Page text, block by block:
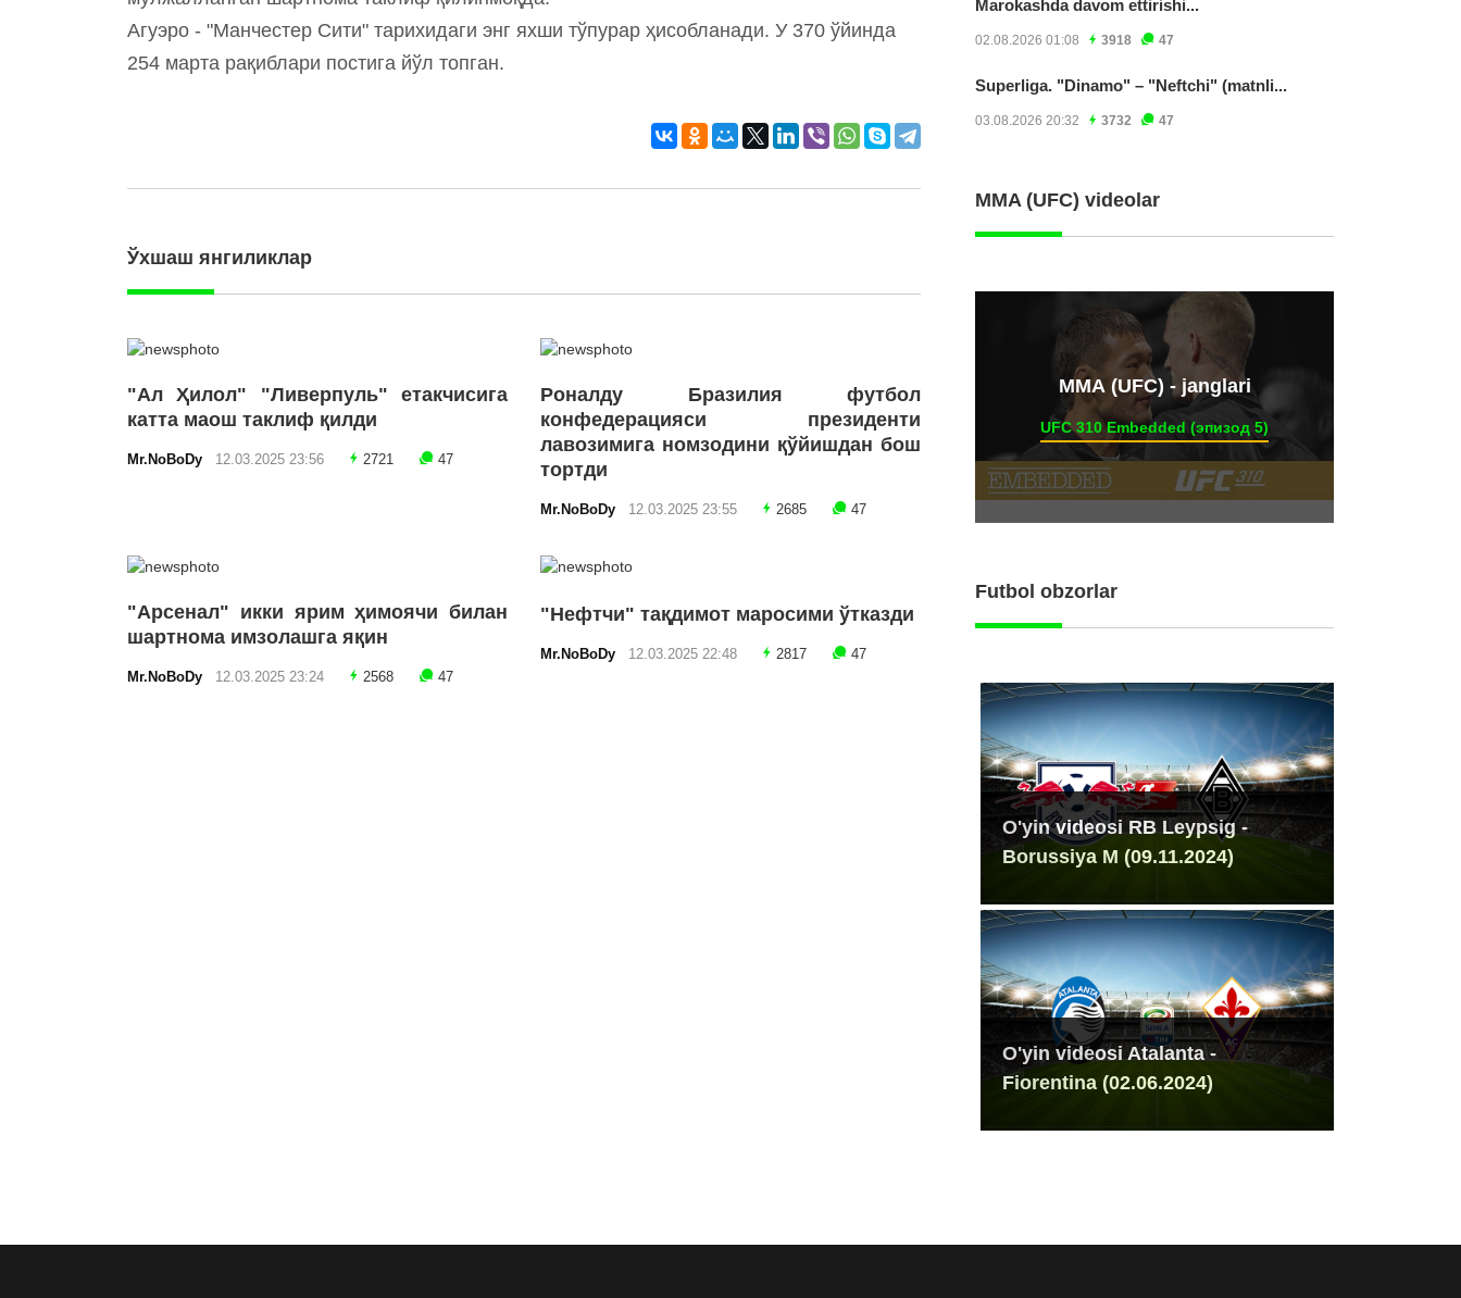
Агуэро - "Манчестер Сити" тарихидаги энг яхши тўпурар ҳисобланади. У 370 ўйинда
254 марта рақиблари постига йўл топган.
Ўхшаш янгиликлар
"Ал Ҳилол" "Ливерпуль" етакчисига
катта маош таклиф қилди
Mr.NoBoDy 12.03.2025 23:56 2721 47
Роналду Бразилия футбол
конфедерацияси президенти
лавозимига номзодини қўйишдан бош
тортди
Mr.NoBoDy 12.03.2025 23:55 2685 47
"Арсенал" икки ярим ҳимоячи билан
шартнома имзолашга яқин
Mr.NoBoDy 12.03.2025 23:24 2568 47
"Нефтчи" тақдимот маросими ўтказди
Mr.NoBoDy 12.03.2025 22:48 2817 47
Marokashda davom ettirishi...
02.08.2026 01:08 3918 47
Superliga. "Dinamo" – "Neftchi" (matnli...
03.08.2026 20:32 3732 47
MMA (UFC) videolar
ММА (UFC) - janglari
UFC 310 Embedded (эпизод 5)
Futbol obzorlar
O'yin videosi RB Leypsig -
Borussiya M (09.11.2024)
O'yin videosi Atalanta -
Fiorentina (02.06.2024)